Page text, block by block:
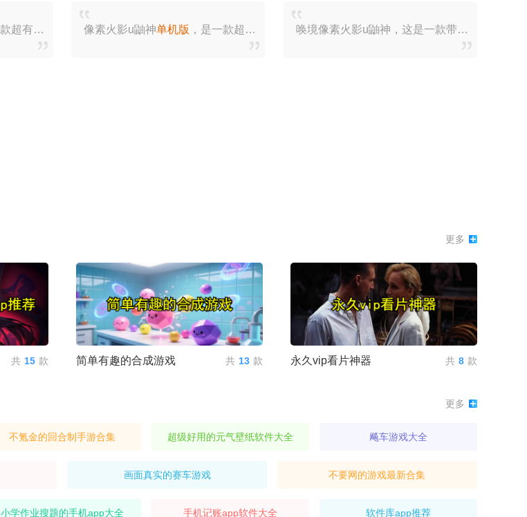
像素火影u鼬神次世代是一款超有趣的动作游戏。它以《火影忍者》为主题，为玩家呈现了大量原著角色，像卡卡西、破面带土、须佐止水、仙战鸣人等等。而且每个角色都具备与原 像素火影u鼬神单机版 ，是一款超好玩的动作格斗游戏。它以《火影忍者》为核心元素，游戏里忍者丰富多样。这些忍者均依照原著精心打造，不仅外貌与原著相符，技能也高度还原 唤境像素火影u鼬神，这是一款带来超强体验感的火影格斗游戏。在游戏中，玩家能够收集并获取形形色色的忍者，进而投身到丰富多样的联机或单机挑战玩法之中。不仅如此，唤境
更多
共 15 款 简单有趣的合成游戏 共 13 款 永久vip看片神器 共 8 款
更多
不氪金的回合制手游合集 超级好用的元气壁纸软件大全 飚车游戏大全
画面真实的赛车游戏 不要网的游戏最新合集
小学作业搜题的手机app大全 手机记账app软件大全 软件库app推荐